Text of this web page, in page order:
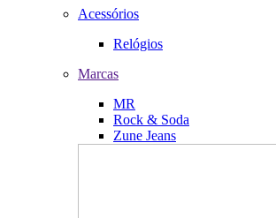
Acessórios
Relógios
Marcas
MR
Rock & Soda
Zune Jeans